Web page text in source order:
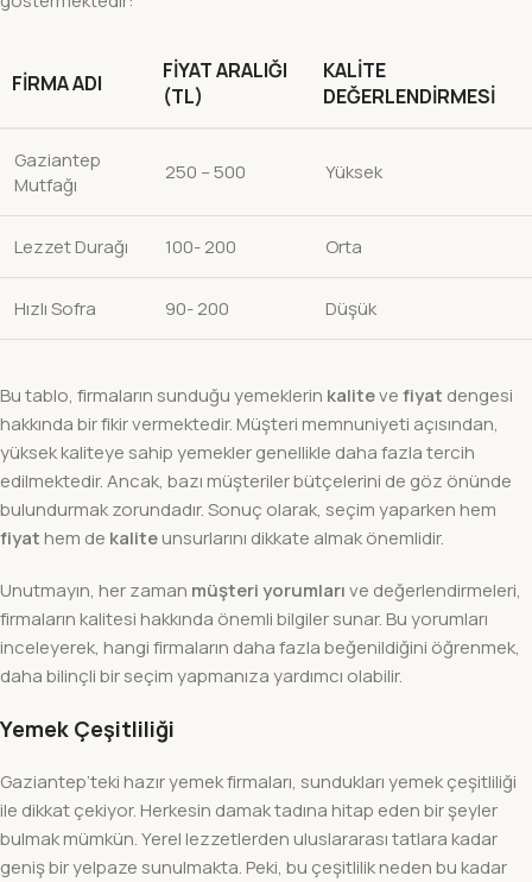
FIRMA ADI
FIYAT ARALIĞI
(TL)
KALITE
DEĞERLENDIRMESI
Gaziantep
Mutfağı
250 – 500 Yüksek
Lezzet Durağı 100- 200 Orta
Hızlı Sofra 90- 200 Düşük
Bu tablo, firmaların sunduğu yemeklerin kalitevefiyat dengesi
hakkında bir fikir vermektedir. Müşteri memnuniyeti açısından,
yüksek kaliteye sahip yemekler genellikle daha fazla tercih
edilmektedir. Ancak, bazı müşteriler bütçelerini de göz önünde
bulundurmak zorundadır. Sonuç olarak, seçim yaparken hem
fiyat hem de kaliteunsurlarını dikkate almak önemlidir.
Unutmayın, her zaman müşteri yorumlarıve değerlendirmeleri,
firmaların kalitesi hakkında önemli bilgiler sunar. Bu yorumları
inceleyerek, hangi firmaların daha fazla beğenildiğini öğrenmek,
daha bilinçli bir seçim yapmanıza yardımcı olabilir.
Yemek Çeşitliliği
Gaziantep’teki hazır yemek firmaları, sundukları yemek çeşitliliği
ile dikkat çekiyor. Herkesin damak tadına hitap eden bir şeyler
bulmak mümkün. Yerel lezzetlerden uluslararası tatlara kadar
geniş bir yelpaze sunulmakta. Peki, bu çeşitlilik neden bu kadar